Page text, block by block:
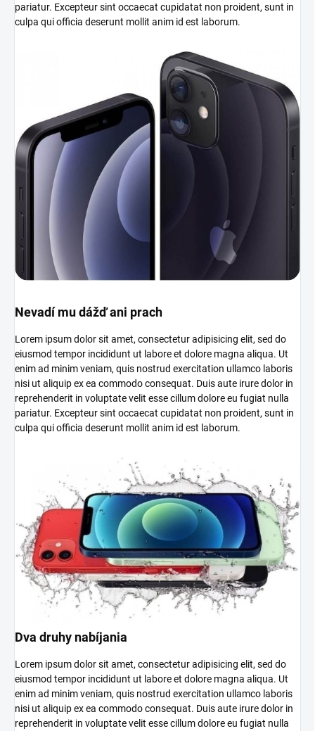
pariatur. Excepteur sint occaecat cupidatat non proident, sunt in
culpa qui officia deserunt mollit anim id est laborum.
Nevadí mu dážď ani prach
Lorem ipsum dolor sit amet, consectetur adipisicing elit, sed do
eiusmod tempor incididunt ut labore et dolore magna aliqua. Ut
enim ad minim veniam, quis nostrud exercitation ullamco laboris
nisi ut aliquip ex ea commodo consequat. Duis aute irure dolor in
reprehenderit in voluptate velit esse cillum dolore eu fugiat nulla
pariatur. Excepteur sint occaecat cupidatat non proident, sunt in
culpa qui officia deserunt mollit anim id est laborum.
Dva druhy nabíjania
Lorem ipsum dolor sit amet, consectetur adipisicing elit, sed do
eiusmod tempor incididunt ut labore et dolore magna aliqua. Ut
enim ad minim veniam, quis nostrud exercitation ullamco laboris
nisi ut aliquip ex ea commodo consequat. Duis aute irure dolor in
reprehenderit in voluptate velit esse cillum dolore eu fugiat nulla